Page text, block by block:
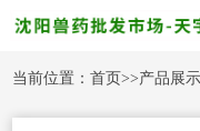
当前位置：首页>>产品展